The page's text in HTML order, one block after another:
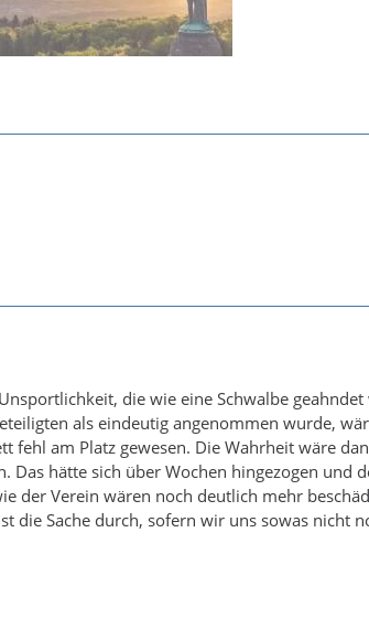
die wie eine Schwalbe geahndet
als eindeutig angenommen wurde,
fehl am Platz gewesen. Die Wahrheit wäre
Das hätte sich über Wochen hingezogen und
der Verein wären noch deutlich mehr
die Sache durch, sofern wir uns sowas nicht